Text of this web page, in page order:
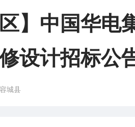
询价采购
谈判采购
区】中国华
设计招标公
城县